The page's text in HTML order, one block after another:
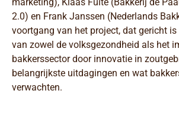
2.0) en Frank Janssen (Nederlands
voortgang van het project, dat gericht is
van zowel de volksgezondheid als het
bakkerssector door innovatie in
belangrijkste uitdagingen en wat
verwachten.